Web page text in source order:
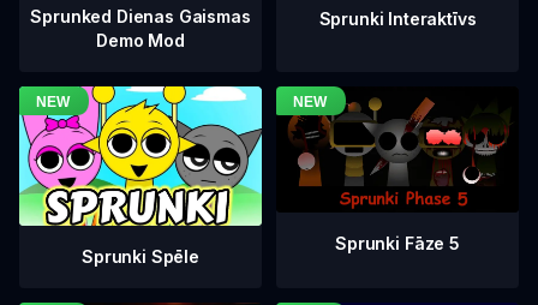
Sprunked Dienas Gaismas
Demo Mod
Sprunki Interaktīvs
Sprunki Spēle
Sprunki Fāze 5